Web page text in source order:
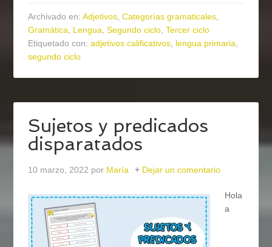
Archivado en:Adjetivos,Categorías gramaticales,
Gramática, Lengua,Segundo ciclo,Tercer ciclo
Etiquetado con:adjetivos calificativos, lengua primaria,
segundo ciclo
Sujetos y predicados
disparatados
10 marzo, 2022 por María Dejar un comentario
Hola
a